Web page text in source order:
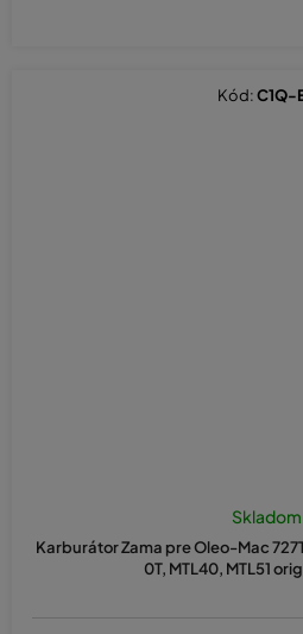
Karburátor Zama pre Oleo-Mac
0T, MTL40, MTL51
Skladom
Kód:C1Q-